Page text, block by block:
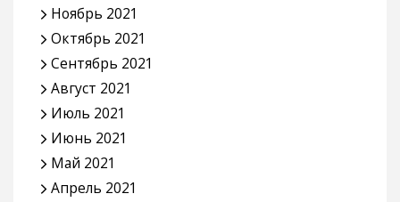
Ноябрь 2021
Октябрь 2021
Сентябрь 2021
Август 2021
Июль 2021
Июнь 2021
Май 2021
Апрель 2021